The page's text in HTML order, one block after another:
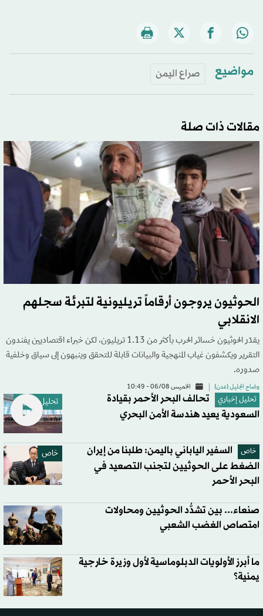
مواضيع صراع اليمن
مقالات ذات صلة
الحوثيون يروجون أرقاماً تريليونية لتبرئة سجلهم
الانقلابي
يقدّر الحوثيون خسائر الحرب بأكثر من 1.13 تريليون، لكن خبراء اقتصاديين يفندون
التقرير ويكشفون غياب المنهجية والبيانات قابلة للتحقق وينبهون إلى سياق وخلفية
صدوره.
وضاح الجليل (عدن) الخميس 06/08 - 10:49
تحليل إخباري تحليل إخباري
تحالف البحر الأحمر بقيادة
السعودية يعيد هندسة الأمن البحري
خاص خاص
السفير الياباني باليمن: طلبنا من إيران
الضغط على الحوثيين لتجنب التصعيد في
البحر الأحمر
صنعاء... بين تشدُّد الحوثيين ومحاولات
امتصاص الغضب الشعبي
ما أبرز الأولويات الدبلوماسية لأول وزيرة خارجية
يمنية؟